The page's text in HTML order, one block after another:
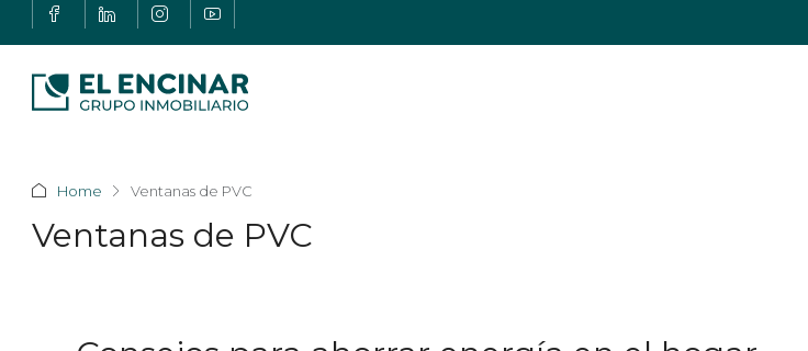
Home Ventanas de PVC
Ventanas de PVC